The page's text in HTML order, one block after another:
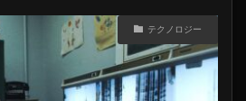
テクノロジー